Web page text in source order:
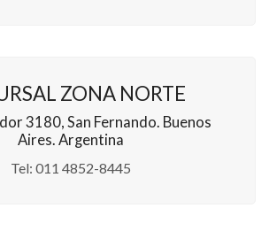
ZONA NORTE
3180, San Fernando. Buenos
Aires. Argentina
Tel: 011 4852-8445